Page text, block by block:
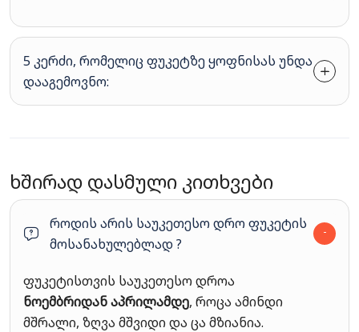
5 კერძი, რომელიც ფუკეტზე ყოფნისას უნდა
დააგემოვნო:
ხშირად დასმული კითხვები
როდის არის საუკეთესო დრო ფუკეტის
მოსანახულებლად ?
ფუკეტისთვის საუკეთესო დროა
ნოემბრიდან აპრილამდე, როცა ამინდი
მშრალი, ზღვა მშვიდი და ცა მზიანია.